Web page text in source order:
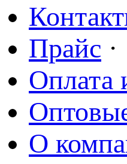
Прайс ·
Оплата
О